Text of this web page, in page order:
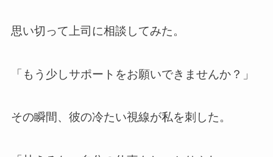
思い切って上司に相談してみた。
「もう少しサポートをお願いできませんか？」
その瞬間、彼の冷たい視線が私を刺した。